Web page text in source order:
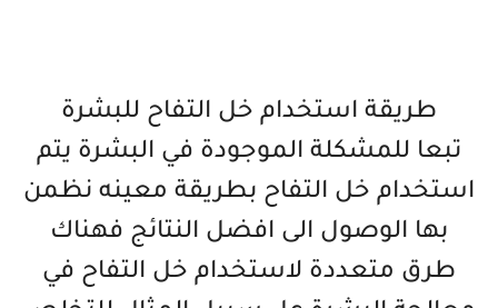
طريقة استخدام خل التفاح للبشرة
تبعا للمشكلة الموجودة في البشرة يتم
استخدام خل التفاح بطريقة معينه نظمن
بها الوصول الى افضل النتائج فهناك
طرق متعددة لاستخدام خل التفاح في